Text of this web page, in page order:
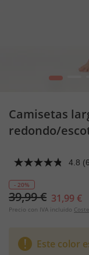
1
Camisetas
redondo/
4.8
- 20%
39,99 € 31,99 €
Precio con IVA incluido
Este color